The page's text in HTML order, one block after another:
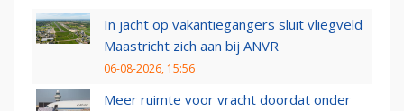
In jacht op vakantiegangers sluit vliegveld
Maastricht zich aan bij ANVR
06-08-2026, 15:56
Meer ruimte voor vracht doordat onder